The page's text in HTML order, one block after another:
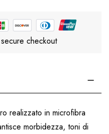
checkout
realizzato in microfibra
morbidezza, toni di